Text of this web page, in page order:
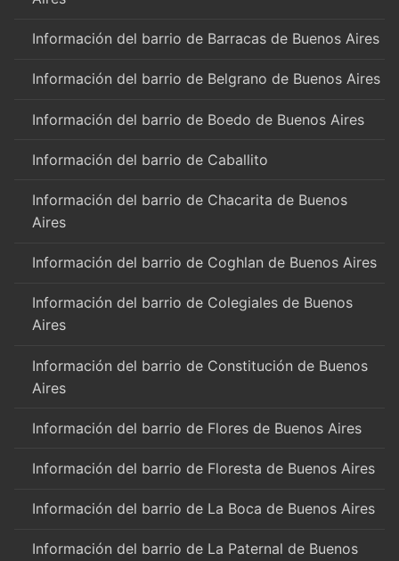
Información del barrio de Barracas de Buenos Aires
Información del barrio de Belgrano de Buenos Aires
Información del barrio de Boedo de Buenos Aires
Información del barrio de Caballito
Información del barrio de Chacarita de Buenos
Aires
Información del barrio de Coghlan de Buenos Aires
Información del barrio de Colegiales de Buenos
Aires
Información del barrio de Constitución de Buenos
Aires
Información del barrio de Flores de Buenos Aires
Información del barrio de Floresta de Buenos Aires
Información del barrio de La Boca de Buenos Aires
Información del barrio de La Paternal de Buenos